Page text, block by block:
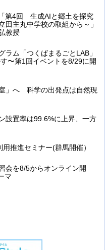
第4回 生成AIと郷土を探究
田主丸中学校の取組から～」
教授
ム「つくばまるごとLAB」
〜第1回イベントを8/29に開
」へ 科学の出発点は自然現
設置率は99.6%に上昇、一方
推進セミナー(群馬開催）
会を8/5からオンライン開
マ